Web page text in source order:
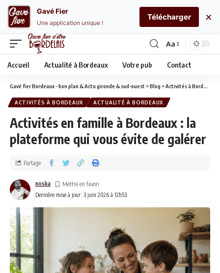
Aa
Accueil Actualité à Bordeaux Votre pub Contact
Gavé fier Bordeaux - bon plan & Actu gironde & sud-ouest >Blog >Activités à Bordeaux
ACTIVITÉS À BORDEAUX ACTUALITÉ À BORDEAUX
Activités en famille à Bordeaux : la
plateforme qui vous évite de galérer
Dernière mise à jour: 3 juin 2026 à 12h53
noska
Partage
Gavé Fier
Une application unique !
Télécharger ×